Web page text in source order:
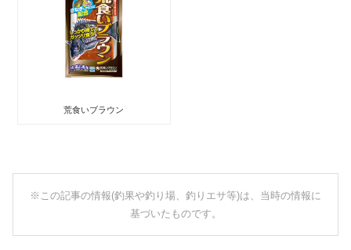
荒食いブラウン
※この記事の情報(釣果や釣り場、釣りエサ等)は、当時の情報に
基づいたものです。